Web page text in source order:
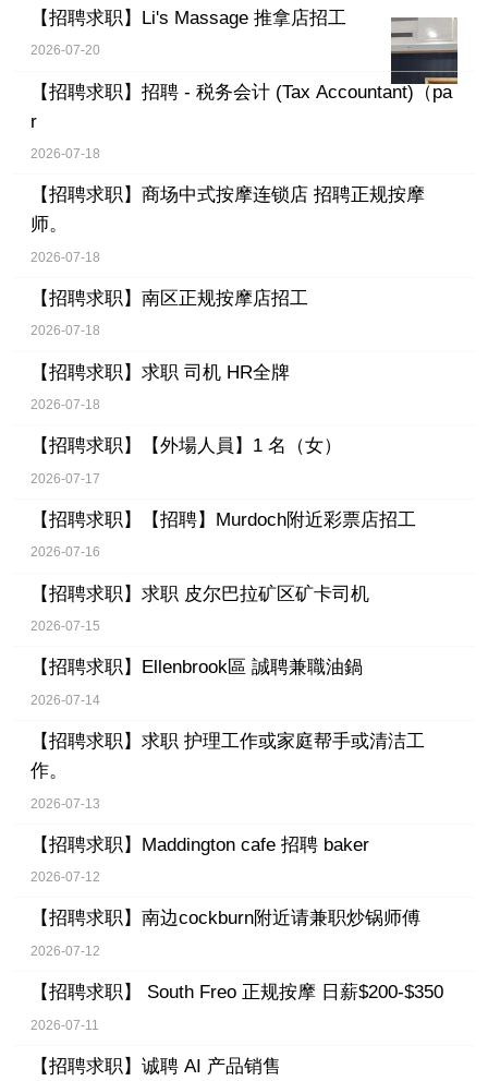
【招聘求职】 Li's Massage 推拿店招工
2026-07-20
【招聘求职】 招聘 - 税务会计 (Tax Accountant)（pa
r
2026-07-18
【招聘求职】 商场中式按摩连锁店 招聘正规按摩
师。
2026-07-18
【招聘求职】 南区正规按摩店招工
2026-07-18
【招聘求职】 求职 司机 HR全牌
2026-07-18
【招聘求职】 【外場人員】1 名（女）
2026-07-17
【招聘求职】 【招聘】Murdoch附近彩票店招工
2026-07-16
【招聘求职】 求职 皮尔巴拉矿区矿卡司机
2026-07-15
【招聘求职】 Ellenbrook區 誠聘兼職油鍋
2026-07-14
【招聘求职】 求职 护理工作或家庭帮手或清洁工
作。
2026-07-13
【招聘求职】 Maddington cafe 招聘 baker
2026-07-12
【招聘求职】 南边cockburn附近请兼职炒锅师傅
2026-07-12
【招聘求职】 South Freo 正规按摩 日薪$200-$350
2026-07-11
【招聘求职】 诚聘 AI 产品销售